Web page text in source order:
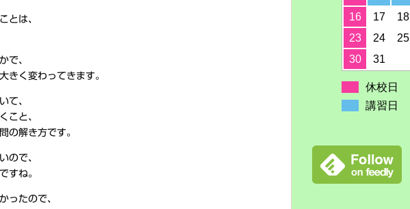
とは、
で、
きく変わってきます。
て、
こと、
の解き方です。
ので、
すね。
ったので、
16
17 18
23
24 25
30
31
休校日
講習日